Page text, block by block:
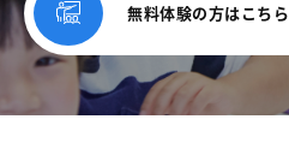
無料体験の方はこちら